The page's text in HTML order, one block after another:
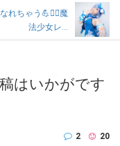
れちゃう💪❤️‍🔥魔
法少女レ...
はいかがです
2 20